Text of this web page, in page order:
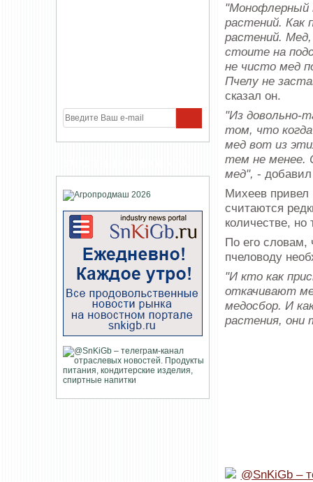
"Монофлерный
растений. Как
растений.
стоите на
не чисто мед
Пчелу не
сказал он.
"Из довольно-
том, что
мед вот из
тем не менее.
мед", -
Михеев
считаются
количестве,
По его словам,
пчеловоду
"И кто как
откачивают
медосбор. И
растения,